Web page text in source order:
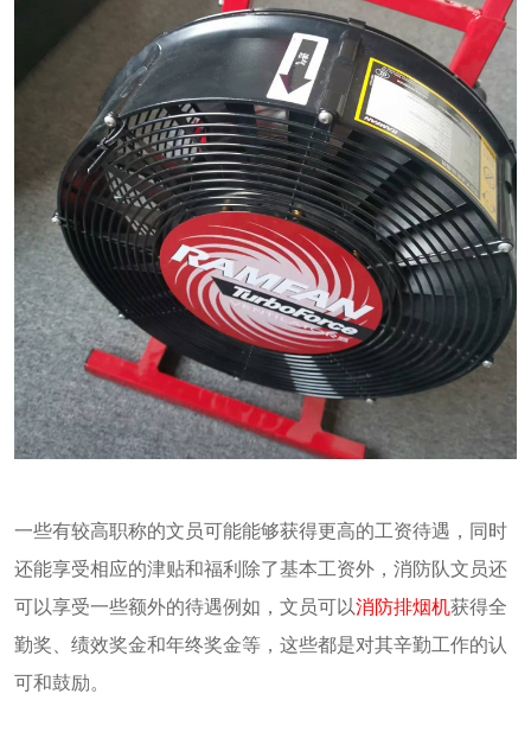
一些有较高职称的文员可能能够获得更高的工资待遇，同时
还能享受相应的津贴和福利除了基本工资外，消防队文员还
可以享受一些额外的待遇例如，文员可以消防排烟机获得全
勤奖、绩效奖金和年终奖金等，这些都是对其辛勤工作的认
可和鼓励。